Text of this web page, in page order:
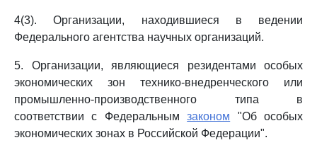
4(3). Организации, находившиеся в ведении
Федерального агентства научных организаций.
5. Организации, являющиеся резидентами особых
экономических зон технико-внедренческого или
промышленно-производственного типа в
соответствии с Федеральнымзаконом "Об особых
экономических зонах в Российской Федерации".